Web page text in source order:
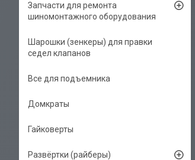
Запчасти для ремонта
шиномонтажного оборудования
Шарошки (зенкеры) для правки
седел клапанов
Все для подъемника
Домкраты
Гайковерты
Развёртки (райберы)